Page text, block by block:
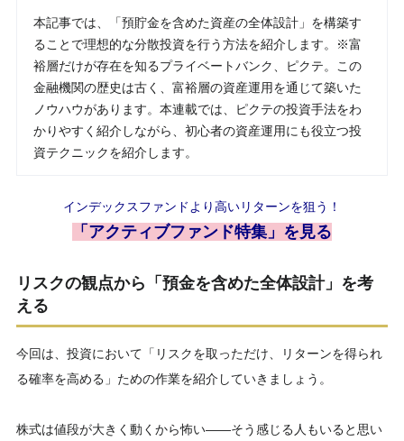
本記事では、「預貯金を含めた資産の全体設計」を構築す
ることで理想的な分散投資を行う方法を紹介します。※富
裕層だけが存在を知るプライベートバンク、ピクテ。この
金融機関の歴史は古く、富裕層の資産運用を通じて築いた
ノウハウがあります。本連載では、ピクテの投資手法をわ
かりやすく紹介しながら、初心者の資産運用にも役立つ投
資テクニックを紹介します。
インデックスファンドより高いリターンを狙う！
「アクティブファンド特集」を見る
リスクの観点から「預金を含めた全体設計」を考
える
今回は、投資において「リスクを取っただけ、リターンを得られ
る確率を高める」ための作業を紹介していきましょう。
株式は値段が大きく動くから怖い――そう感じる人もいると思い